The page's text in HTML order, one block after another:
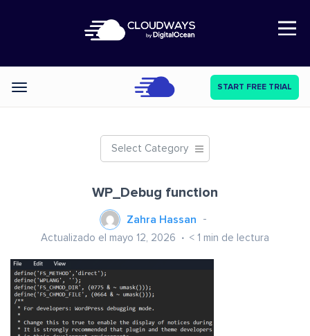
Open Nav
Categories START FREE TRIAL
Select Category
WP_Debug function
Zahra Hassan
Actualizado el mayo 12, 2026 < 1 min de lectura